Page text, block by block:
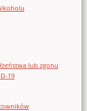
lub zgonu
19